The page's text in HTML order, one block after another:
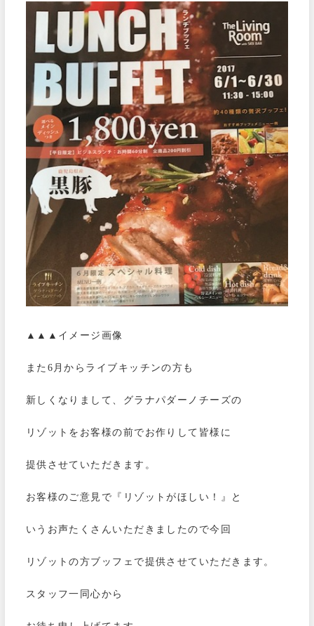
▲▲▲イメージ画像
また6月からライブキッチンの方も
新しくなりまして、グラナパダーノチーズの
リゾットをお客様の前でお作りして皆様に
提供させていただきます。
お客様のご意見で『リゾットがほしい！』と
いうお声たくさんいただきましたので今回
リゾットの方ブッフェで提供させていただきます。
スタッフ一同心から